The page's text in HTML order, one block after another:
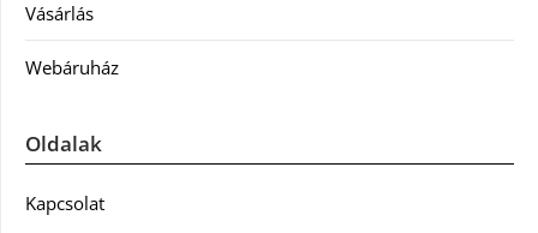
Vásárlás
Webáruház
Oldalak
Kapcsolat